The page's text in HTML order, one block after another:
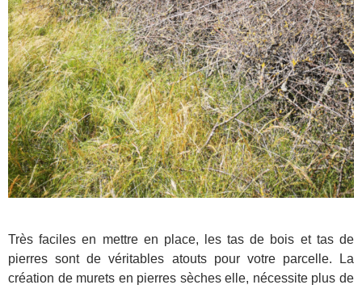
Très faciles en mettre en place, les tas de bois et tas de
pierres sont de véritables atouts pour votre parcelle. La
création de murets en pierres sèches elle, nécessite plus de